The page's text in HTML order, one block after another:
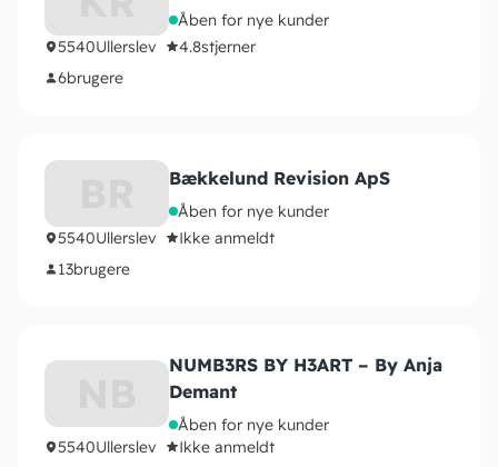
Åben for nye kunder
5540Ullerslev 4.8stjerner
6brugere
Bækkelund Revision ApS
Åben for nye kunder
5540Ullerslev
Ikke anmeldt
13brugere
NUMB3RS BY H3ART – By Anja
Demant
Åben for nye kunder
5540Ullerslev
Ikke anmeldt